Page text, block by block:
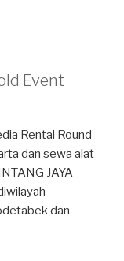
Event
Rental Round
dan sewa alat
JAYA
dan